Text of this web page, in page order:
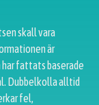
skall vara
är
fattats baserade
Dubbelkolla alltid
fel,